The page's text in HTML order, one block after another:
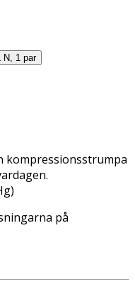
N, 1 par
kompressionsstrumpa
på